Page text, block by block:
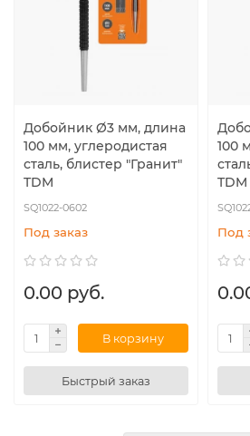
Добойник Ø3 мм, длина
100 мм, углеродистая
сталь, блистер "Гранит"
TDM
SQ1022-0602
Под заказ
0.00 руб.
В корзину
Быстрый заказ
100
TDM
Под